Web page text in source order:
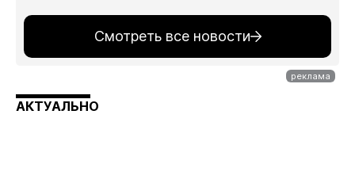
Смотреть все новости
АКТУАЛЬНО